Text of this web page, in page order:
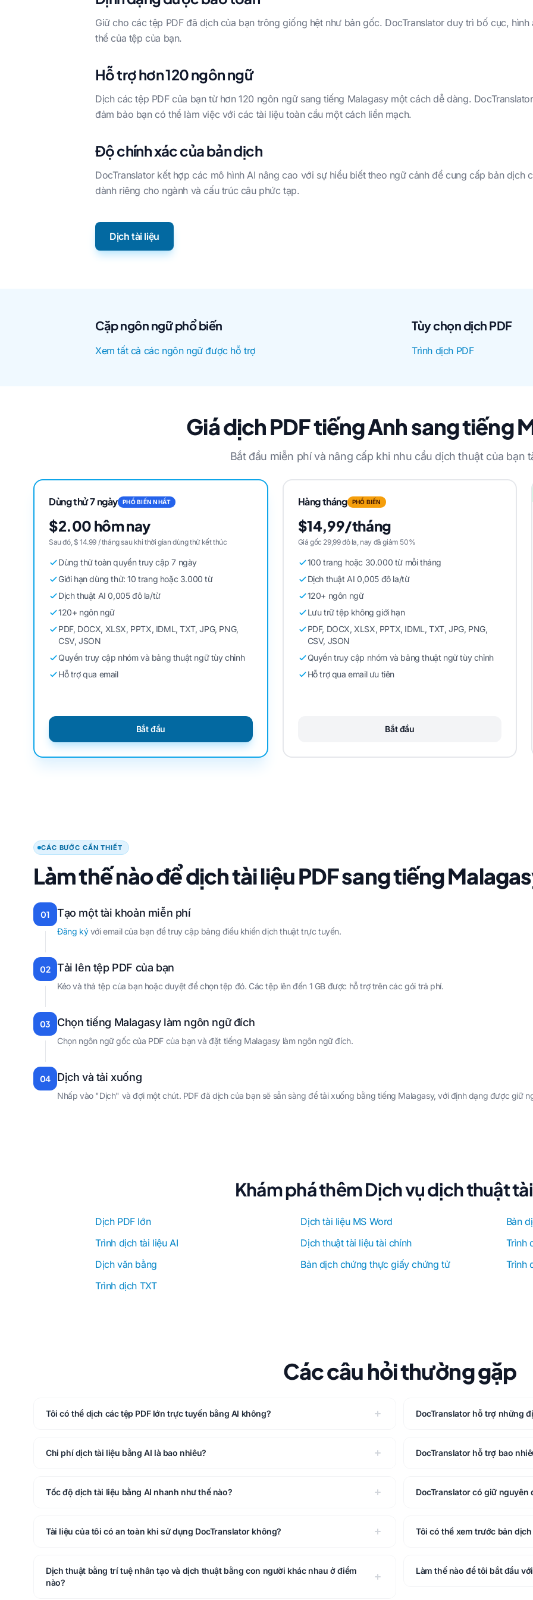
Giữ cho các tệp PDF đã dịch của bạn trông giống hệt như bản gốc. DocTranslator duy trì bố cục,
thể của tệp của bạn.
Hỗ trợ hơn 120 ngôn ngữ
Dịch các tệp PDF của bạn từ hơn 120 ngôn ngữ sang tiếng Malagasy một cách dễ dàng.
đảm bảo bạn có thể làm việc với các tài liệu toàn cầu một cách liền mạch.
Độ chính xác của bản dịch
DocTranslator kết hợp các mô hình AI nâng cao với sự hiểu biết theo ngữ cảnh để cung cấp bản dịch
dành riêng cho ngành và cấu trúc câu phức tạp.
Dịch tài liệu
Cặp ngôn ngữ phổ biến
Xem tất cả các ngôn ngữ được hỗ trợ
Tùy chọn dịch PDF
Trình dịch PDF
Giá dịch PDF tiếng Anh sang tiếng
Bắt đầu miễn phí và nâng cấp khi nhu cầu dịch thuật của bạn
Dùng thử 7 ngày PHỔ BIẾN NHẤT
$2.00 hôm nay
Sau đó, $ 14.99 / tháng sau khi thời gian dùng thử kết thúc
Dùng thử toàn quyền truy cập 7 ngày
Giới hạn dùng thử: 10 trang hoặc 3.000 từ
Dịch thuật AI 0,005 đô la/từ
120+ ngôn ngữ
PDF, DOCX, XLSX, PPTX, IDML, TXT, JPG, PNG,
CSV, JSON
Quyền truy cập nhóm và bảng thuật ngữ tùy chỉnh
Hỗ trợ qua email
Bắt đầu
Hàng tháng PHỔ BIẾN
$14,99/tháng
Giá gốc 29,99 đô la, nay đã giảm 50%
100 trang hoặc 30.000 từ mỗi tháng
Dịch thuật AI 0,005 đô la/từ
120+ ngôn ngữ
Lưu trữ tệp không giới hạn
PDF, DOCX, XLSX, PPTX, IDML, TXT, JPG, PNG,
CSV, JSON
Quyền truy cập nhóm và bảng thuật ngữ tùy chỉnh
Hỗ trợ qua email ưu tiên
Bắt đầu
CÁC BƯỚC CẦN THIẾT
Làm thế nào để dịch tài liệu PDF sang tiếng
01 Tạo một tài khoản miễn phí
Đăng kývới email của bạn để truy cập bảng điều khiển dịch thuật trực tuyến.
02 Tải lên tệp PDF của bạn
Kéo và thả tệp của bạn hoặc duyệt để chọn tệp đó. Các tệp lên đến 1 GB được hỗ trợ trên các gói trả phí.
03 Chọn tiếng Malagasy làm ngôn ngữ đích
Chọn ngôn ngữ gốc của PDF của bạn và đặt tiếng Malagasy làm ngôn ngữ đích.
04 Dịch và tải xuống
Nhấp vào "Dịch" và đợi một chút. PDF đã dịch của bạn sẽ sẵn sàng để tải xuống bằng tiếng Malagasy, với định dạng được giữ
Khám phá thêm Dịch vụ dịch thuật
Dịch PDF lớn Dịch tài liệu MS Word
Bản
Trình dịch tài liệu AI
Dịch thuật tài liệu tài chính
Trình
Dịch văn bằng
Bản dịch chứng thực giấy chứng tử
Trình
Trình dịch TXT
Các câu hỏi thường gặp
Tôi có thể dịch các tệp PDF lớn trực tuyến bằng AI không? DocTranslator hỗ trợ những
Chi phí dịch tài liệu bằng AI là bao nhiêu? DocTranslator hỗ trợ bao
Tốc độ dịch tài liệu bằng AI nhanh như thế nào? DocTranslator có giữ
Tài liệu của tôi có an toàn khi sử dụng DocTranslator không? Tôi có thể xem trước bản
Dịch thuật bằng trí tuệ nhân tạo và dịch thuật bằng con người khác nhau ở điểm
nào?
Làm thế nào để tôi bắt đầu